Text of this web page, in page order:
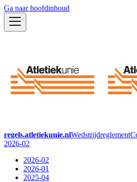
Ga naar hoofdinhoud
regels.atletiekunie.nlWedstrijdreglement
2026-02
2026-02
2026-01
2025-04